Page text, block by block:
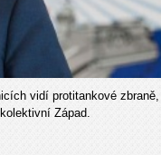
vidí protitankové zbraně,
Západ.